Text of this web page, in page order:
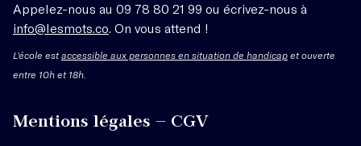
Appelez-nous au 09 78 80 21 99 ou écrivez-nous à
info@lesmots.co. On vous attend !
L'école estaccessible aux personnes en situation de handicap et ouverte
entre 10h et 18h.
Mentions légales – CGV